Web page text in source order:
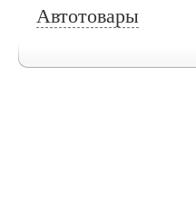
Автотовары